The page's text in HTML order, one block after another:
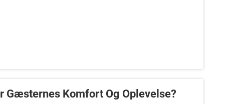
Gæsternes Komfort Og Oplevelse?